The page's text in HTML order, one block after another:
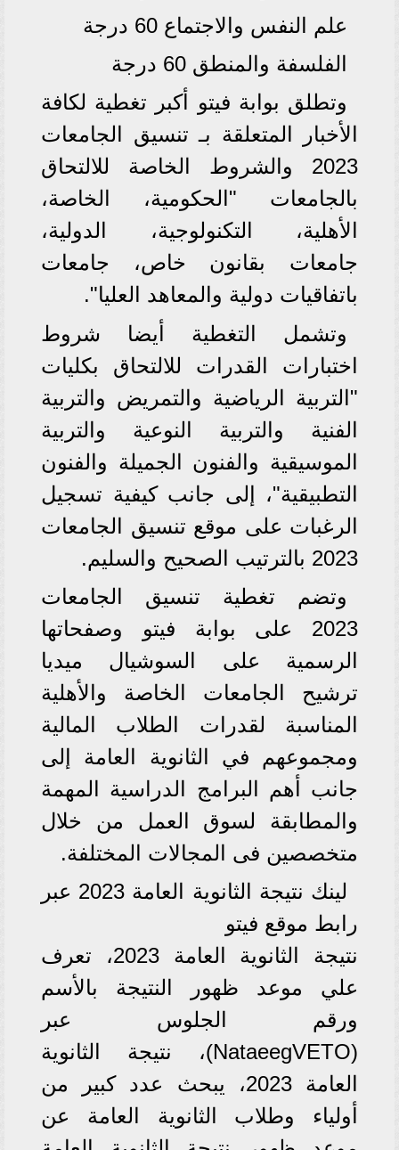
علم النفس والاجتماع 60 درجة
الفلسفة والمنطق 60 درجة
وتطلق بوابة فيتو أكبر تغطية لكافة
الأخبار المتعلقة بـ تنسيق الجامعات
2023 والشروط الخاصة للالتحاق
بالجامعات "الحكومية، الخاصة،
الأهلية، التكنولوجية، الدولية،
جامعات بقانون خاص، جامعات
باتفاقيات دولية والمعاهد العليا".
وتشمل التغطية أيضا شروط
اختبارات القدرات للالتحاق بكليات
"التربية الرياضية والتمريض والتربية
الفنية والتربية النوعية والتربية
الموسيقية والفنون الجميلة والفنون
التطبيقية"، إلى جانب كيفية تسجيل
الرغبات على موقع تنسيق الجامعات
2023 بالترتيب الصحيح والسليم.
وتضم تغطية تنسيق الجامعات
2023 على بوابة فيتو وصفحاتها
الرسمية على السوشيال ميديا
ترشيح الجامعات الخاصة والأهلية
المناسبة لقدرات الطلاب المالية
ومجموعهم في الثانوية العامة إلى
جانب أهم البرامج الدراسية المهمة
والمطابقة لسوق العمل من خلال
متخصصين فى المجالات المختلفة.
لينك نتيجة الثانوية العامة 2023 عبر
رابط موقع فيتو
نتيجة الثانوية العامة 2023، تعرف
علي موعد ظهور النتيجة بالأسم
ورقم الجلوس عبر
(NataeegVETO)، نتيجة الثانوية
العامة 2023، يبحث عدد كبير من
أولياء وطلاب الثانوية العامة عن